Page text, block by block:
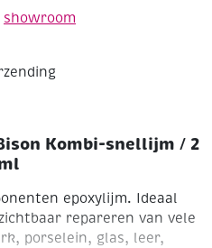
showroom
Kombi-snellijm / 2
epoxylijm. Ideaal
repareren van vele
porselein, glas, leer,